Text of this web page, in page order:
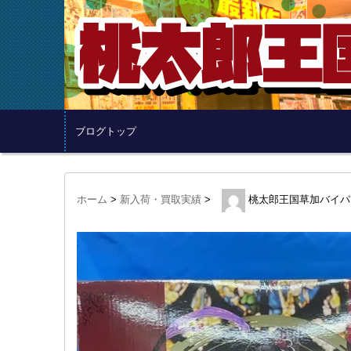
ブログトップ
ホーム > 新入荷・買取実績 > 桃太郎王国草加バイ